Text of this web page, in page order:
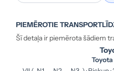
PIEMĒROTIE
Šī detaļa ir piemērota šādiem